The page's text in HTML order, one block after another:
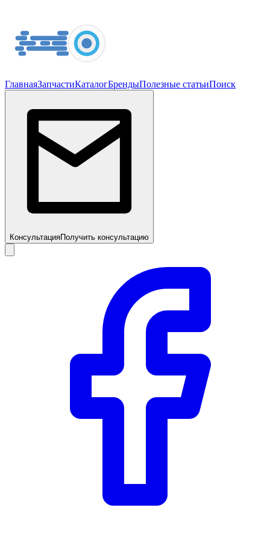
ГлавнаяЗапчастиКаталогБрендыПолезные статьиПоиск
КонсультацияПолучить консультацию